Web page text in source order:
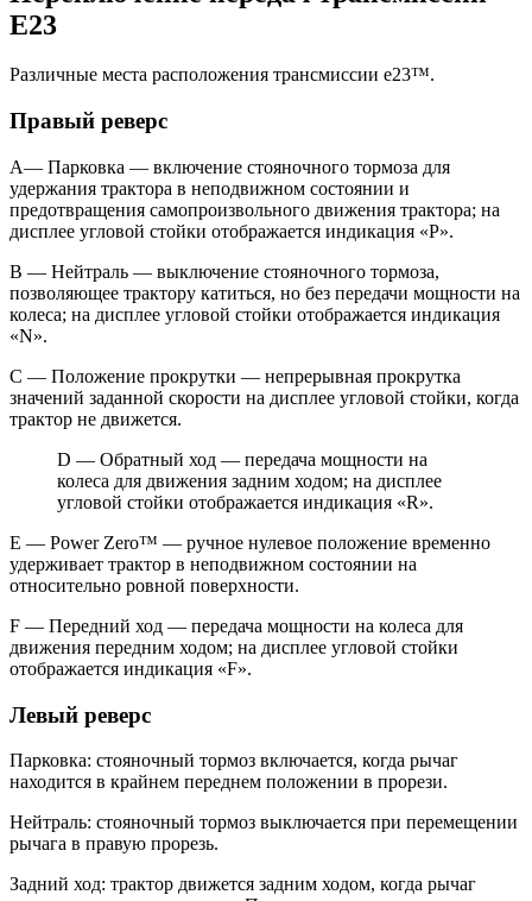
E23
Различные места расположения трансмиссии e23™.
Правый реверс
A— Парковка — включение стояночного тормоза для
удержания трактора в неподвижном состоянии и
предотвращения самопроизвольного движения трактора; на
дисплее угловой стойки отображается индикация «P».
B — Нейтраль — выключение стояночного тормоза,
позволяющее трактору катиться, но без передачи мощности на
колеса; на дисплее угловой стойки отображается индикация
«N».
C — Положение прокрутки — непрерывная прокрутка
значений заданной скорости на дисплее угловой стойки, когда
трактор не движется.
D — Обратный ход — передача мощности на
колеса для движения задним ходом; на дисплее
угловой стойки отображается индикация «R».
E — Power Zero™ — ручное нулевое положение временно
удерживает трактор в неподвижном состоянии на
относительно ровной поверхности.
F — Передний ход — передача мощности на колеса для
движения передним ходом; на дисплее угловой стойки
отображается индикация «F».
Левый реверс
Парковка: стояночный тормоз включается, когда рычаг
находится в крайнем переднем положении в прорези.
Нейтраль: стояночный тормоз выключается при перемещении
рычага в правую прорезь.
Задний ход: трактор движется задним ходом, когда рычаг